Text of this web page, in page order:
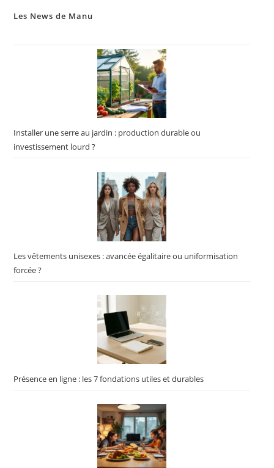
Les News de Manu
Installer une serre au jardin : production durable ou
investissement lourd ?
Les vêtements unisexes : avancée égalitaire ou uniformisation
forcée ?
Présence en ligne : les 7 fondations utiles et durables